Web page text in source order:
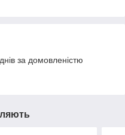
за домовленістю